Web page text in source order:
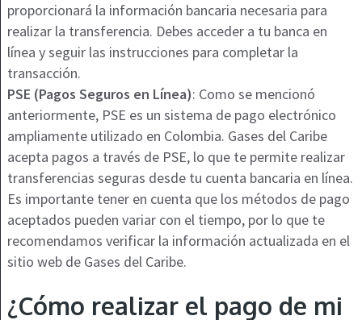
proporcionará la información bancaria necesaria para
realizar la transferencia. Debes acceder a tu banca en
línea y seguir las instrucciones para completar la
transacción.
PSE (Pagos Seguros en Línea): Como se mencionó
anteriormente, PSE es un sistema de pago electrónico
ampliamente utilizado en Colombia. Gases del Caribe
acepta pagos a través de PSE, lo que te permite realizar
transferencias seguras desde tu cuenta bancaria en línea.
Es importante tener en cuenta que los métodos de pago
aceptados pueden variar con el tiempo, por lo que te
recomendamos verificar la información actualizada en el
sitio web de Gases del Caribe.
¿Cómo realizar el pago de mi